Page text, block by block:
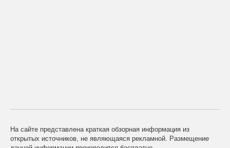
На сайте представлена краткая обзорная информация из
открытых источников, не являющаяся рекламной. Размещение